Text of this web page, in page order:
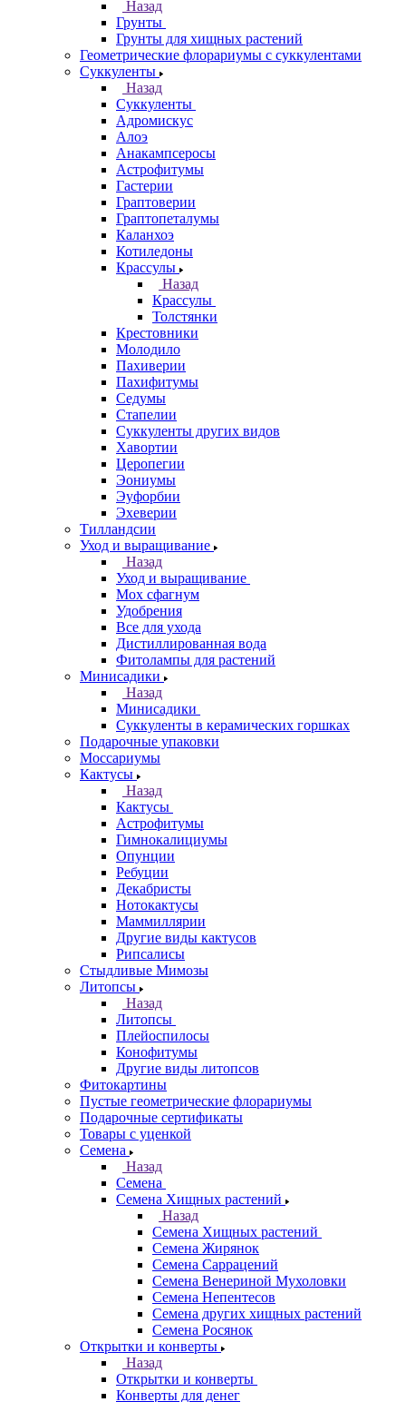
Назад
Грунты
Грунты для хищных растений
Геометрические флорариумы с суккулентами
Суккуленты
Назад
Суккуленты
Адромискус
Алоэ
Анакампсеросы
Астрофитумы
Гастерии
Граптоверии
Граптопеталумы
Каланхоэ
Котиледоны
Крассулы
Назад
Крассулы
Толстянки
Крестовники
Молодило
Пахиверии
Пахифитумы
Седумы
Стапелии
Суккуленты других видов
Хавортии
Церопегии
Эониумы
Эуфорбии
Эхеверии
Тилландсии
Уход и выращивание
Назад
Уход и выращивание
Мох сфагнум
Удобрения
Все для ухода
Дистиллированная вода
Фитолампы для растений
Минисадики
Назад
Минисадики
Суккуленты в керамических горшках
Подарочные упаковки
Моссариумы
Кактусы
Назад
Кактусы
Астрофитумы
Гимнокалициумы
Опунции
Ребуции
Декабристы
Нотокактусы
Маммиллярии
Другие виды кактусов
Рипсалисы
Стыдливые Мимозы
Литопсы
Назад
Литопсы
Плейоспилосы
Конофитумы
Другие виды литопсов
Фитокартины
Пустые геометрические флорариумы
Подарочные сертификаты
Товары с уценкой
Семена
Назад
Семена
Семена Хищных растений
Назад
Семена Хищных растений
Семена Жирянок
Семена Саррацений
Семена Венериной Мухоловки
Семена Непентесов
Семена других хищных растений
Семена Росянок
Открытки и конверты
Назад
Открытки и конверты
Конверты для денег